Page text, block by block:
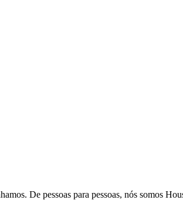
De pessoas para pessoas, nós somos